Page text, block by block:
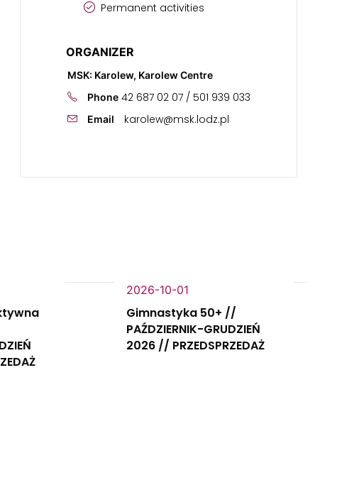
Permanent activities
ORGANIZER
MSK: Karolew, Karolew Centre
Phone 42 687 02 07 / 501 939 033
Email karolew@msk.lodz.pl
2026-10-01
Gimnastyka 50+ //
PAŹDZIERNIK-GRUDZIEŃ
2026 // PRZEDSPRZEDAŻ